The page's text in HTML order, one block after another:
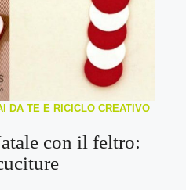
DA TE E RICICLO CREATIVO
con il feltro: